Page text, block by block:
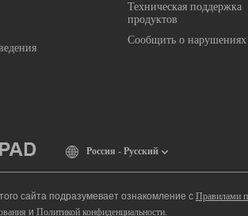
Техническая поддержка
продуктов
Сообщить о нарушениях
Россия - Русский
сайта подразумевает ознакомление с Правилами
и Политикой конфиденциальности.